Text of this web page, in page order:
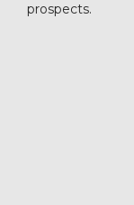
prospects.